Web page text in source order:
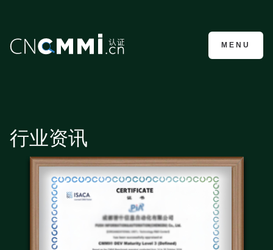
CMMI认证咨询
MENU
行业资讯